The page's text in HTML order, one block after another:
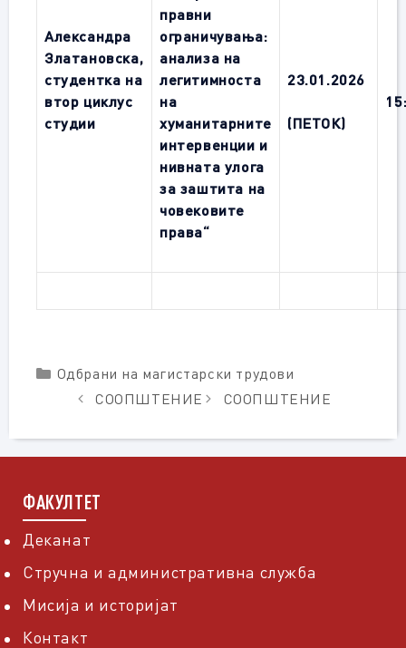
Александра
Златановска,
студентка на
втор циклус
студии
правни
ограничувања:
анализа на
легитимноста
на
хуманитарните
интервенции и
нивната улога
за заштита на
човековите
права“
23.01.2026
(ПЕТОК)
Categories
Одбрани на магистарски трудови
СООПШТЕНИЕ
СООПШТЕНИЕ
ФАКУЛТЕТ
Деканат
Стручна и административна служба
Мисија и историјат
Контакт